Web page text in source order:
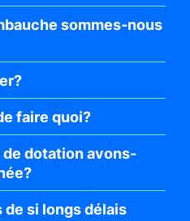
sommes-nous
faire quoi?
dotation avons-
si longs délais